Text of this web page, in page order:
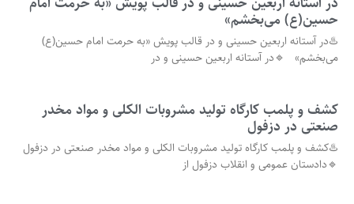
حسین(ع) می‌بخشم»
♨️در آستانه اربعین حسینی و در قالب پویش «به حرمت امام حسین(ع)
می‌بخشم» 🔹در آستانه اربعین حسینی و در
کشف و پلمب کارگاه تولید مشروبات الکلی و مواد مخدر
صنعتی در دزفول
♨️کشف و پلمب کارگاه تولید مشروبات الکلی و مواد مخدر صنعتی در دزفول
🔹دادستان عمومی و انقلاب دزفول از